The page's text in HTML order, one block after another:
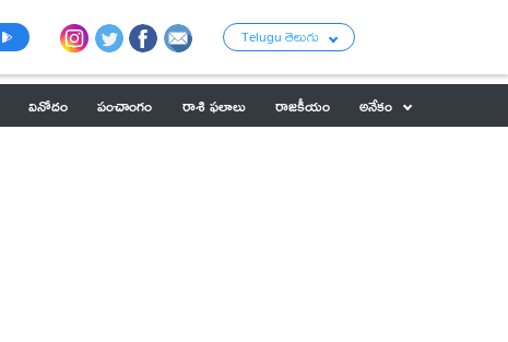
Telugu తెలుగు
వినోదం పంచాంగం రాశి ఫలాలు రాజకీయం
అనేకం